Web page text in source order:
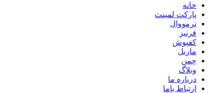
خانه
پارکت لمینت
ترمووال
قرنیز
کفپوش
ماربل
چمن
وبلاگ
درباره ما
ارتباط باما